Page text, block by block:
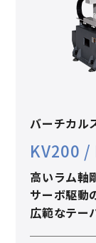
バーチカル
KV200 /
高いラム軸
サーボ駆動
広範なテー